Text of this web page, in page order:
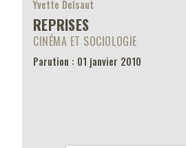
Yvette Delsaut
REPRISES
CINÉMA ET SOCIOLOGIE
Parution : 01 janvier 2010